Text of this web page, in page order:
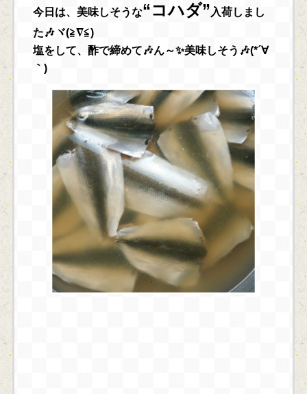
今日は、美味しそうな“コハダ” 入荷しまし
た🎶ヾ(≧∇≦)
塩をして、酢で締めて🎶ん～✨美味しそう🎶(*´∀
｀)